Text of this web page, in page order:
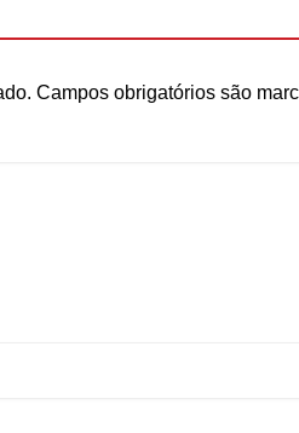
Campos obrigatórios são